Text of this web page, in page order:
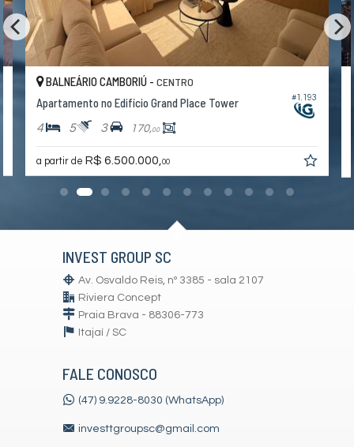
#1.193
BALNEÁRIO CAMBORIÚ - CENTRO
Apartamento no Edifício Grand Place Tower
4 5 3 170,00
a partir de R$ 6.500.000, 00
INVEST GROUP SC
Av. Osvaldo Reis, nº 3385 - sala 2107
Riviera Concept
Praia Brava - 88306-773
Itajaí / SC
FALE CONOSCO
(47) 9.9228-8030 (WhatsApp)
investtgroupsc@gmail.com